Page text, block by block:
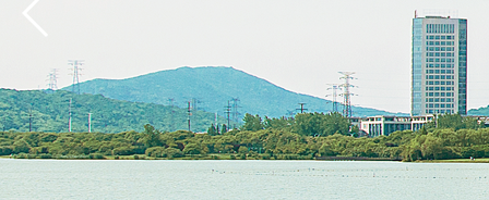
关于水岸佳苑D区18-202房产的转让公告
关于水岸佳苑D区16-1103房产的转让公告